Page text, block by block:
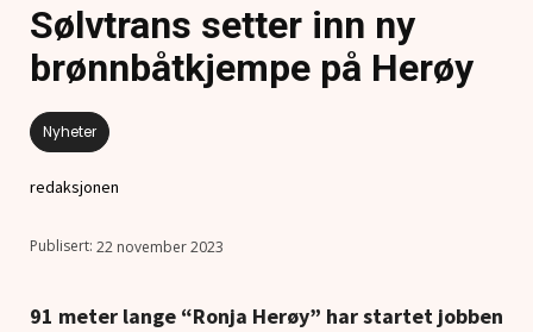
Sølvtrans setter inn ny
brønnbåtkjempe på Herøy
Nyheter
redaksjonen
22 november 2023
91 meter lange “Ronja Herøy” har startet jobben